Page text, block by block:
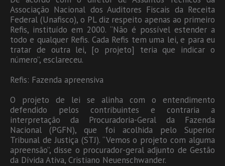
Associação Nacional dos Auditores Fiscais da Receita
Federal (Unafisco), o PL diz respeito apenas ao primeiro
Refis, instituído em 2000. “Não é possível estender a
todo e qualquer Refis. Cada Refis tem uma lei, e para eu
tratar de outra lei, [o projeto] teria que indicar o
número”, esclareceu.
Refis: Fazenda apreensiva
O projeto de lei se alinha com o entendimento
defendido pelos contribuintes e contraria a
interpretação da Procuradoria-Geral da Fazenda
Nacional (PGFN), que foi acolhida pelo Superior
Tribunal de Justiça (STJ). “Vemos o projeto com alguma
apreensão”, disse o procurador-geral adjunto de Gestão
da Dívida Ativa, Cristiano Neuenschwander.